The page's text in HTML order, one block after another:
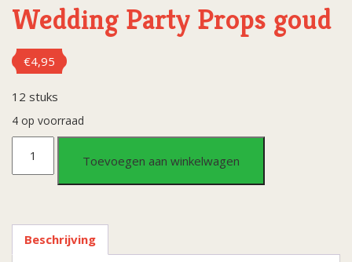
Wedding Party Props goud
€4,95
12 stuks
4 op voorraad
Wedding
goud
Toevoegen aan winkelwagen
Beschrijving